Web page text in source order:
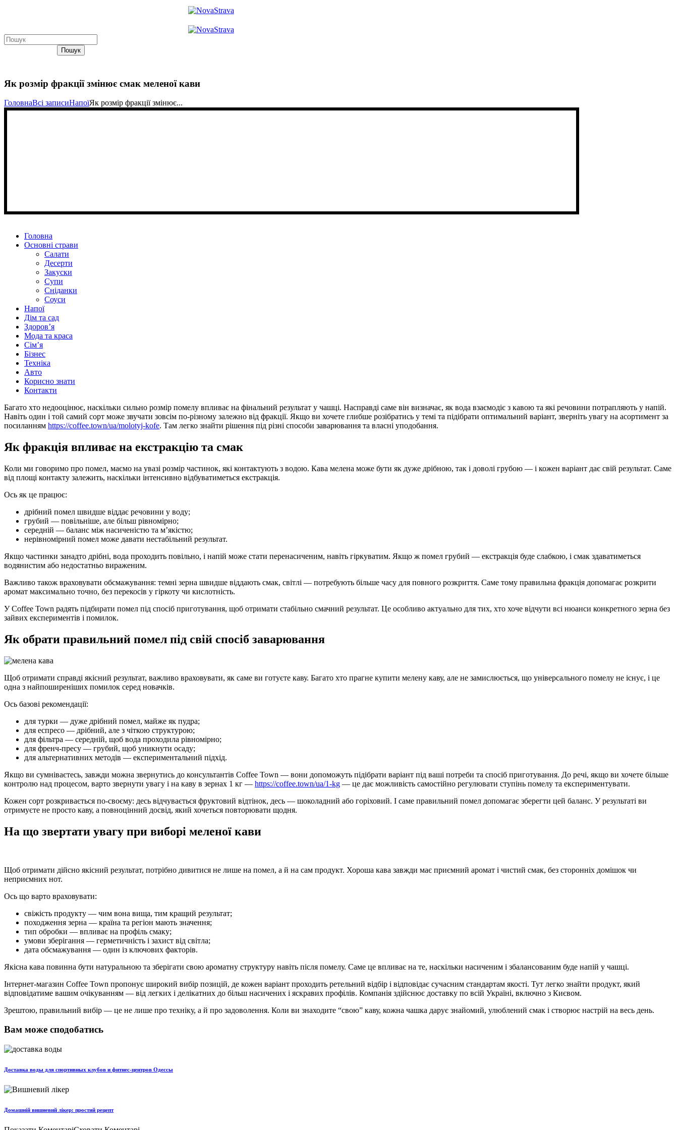
Пошук
Як розмір фракції змінює смак меленої кави
ГоловнаВсі записиНапоїЯк розмір фракції змінює...
Головна
Основні страви
Салати
Десерти
Закуски
Супи
Сніданки
Соуси
Напої
Дім та сад
Здоровʼя
Мода та краса
Сімʼя
Бізнес
Техніка
Авто
Корисно знати
Контакти
Багато хто недооцінює, наскільки сильно розмір помелу впливає на фінальний результат у чашці. Насправді саме він визначає, як вода взаємодіє з кавою та які речовини потрапляють у напій.
Навіть один і той самий сорт може звучати зовсім по-різному залежно від фракції. Якщо ви хочете глибше розібратись у темі та підібрати оптимальний варіант, зверніть увагу на асортимент за
посиланням https://coffee.town/ua/molotyj-kofe. Там легко знайти рішення під різні способи заварювання та власні уподобання.
Як фракція впливає на екстракцію та смак
Коли ми говоримо про помел, маємо на увазі розмір частинок, які контактують з водою. Кава мелена може бути як дуже дрібною, так і доволі грубою — і кожен варіант дає свій результат. Саме
від площі контакту залежить, наскільки інтенсивно відбуватиметься екстракція.
Ось як це працює:
дрібний помел швидше віддає речовини у воду;
грубий — повільніше, але більш рівномірно;
середній — баланс між насиченістю та м’якістю;
нерівномірний помел може давати нестабільний результат.
Якщо частинки занадто дрібні, вода проходить повільно, і напій може стати перенасиченим, навіть гіркуватим. Якщо ж помел грубий — екстракція буде слабкою, і смак здаватиметься
водянистим або недостатньо вираженим.
Важливо також враховувати обсмажування: темні зерна швидше віддають смак, світлі — потребують більше часу для повного розкриття. Саме тому правильна фракція допомагає розкрити
аромат максимально точно, без перекосів у гіркоту чи кислотність.
У Coffee Town радять підбирати помел під спосіб приготування, щоб отримати стабільно смачний результат. Це особливо актуально для тих, хто хоче відчути всі нюанси конкретного зерна без
зайвих експериментів і помилок.
Як обрати правильний помел під свій спосіб заварювання
Щоб отримати справді якісний результат, важливо враховувати, як саме ви готуєте каву. Багато хто прагне купити мелену каву, але не замислюється, що універсального помелу не існує, і це
одна з найпоширеніших помилок серед новачків.
Ось базові рекомендації:
для турки — дуже дрібний помел, майже як пудра;
для еспресо — дрібний, але з чіткою структурою;
для фільтра — середній, щоб вода проходила рівномірно;
для френч-пресу — грубий, щоб уникнути осаду;
для альтернативних методів — експериментальний підхід.
Якщо ви сумніваєтесь, завжди можна звернутись до консультантів Coffee Town — вони допоможуть підібрати варіант під ваші потреби та спосіб приготування. До речі, якщо ви хочете більше
контролю над процесом, варто звернути увагу і на каву в зернах 1 кг — https://coffee.town/ua/1-kg — це дає можливість самостійно регулювати ступінь помелу та експериментувати.
Кожен сорт розкривається по-своєму: десь відчувається фруктовий відтінок, десь — шоколадний або горіховий. І саме правильний помел допомагає зберегти цей баланс. У результаті ви
отримуєте не просто каву, а повноцінний досвід, який хочеться повторювати щодня.
На що звертати увагу при виборі меленої кави
Щоб отримати дійсно якісний результат, потрібно дивитися не лише на помел, а й на сам продукт. Хороша кава завжди має приємний аромат і чистий смак, без сторонніх домішок чи
неприємних нот.
Ось що варто враховувати:
свіжість продукту — чим вона вища, тим кращий результат;
походження зерна — країна та регіон мають значення;
тип обробки — впливає на профіль смаку;
умови зберігання — герметичність і захист від світла;
дата обсмажування — один із ключових факторів.
Якісна кава повинна бути натуральною та зберігати свою ароматну структуру навіть після помелу. Саме це впливає на те, наскільки насиченим і збалансованим буде напій у чашці.
Інтернет-магазин Coffee Town пропонує широкий вибір позицій, де кожен варіант проходить ретельний відбір і відповідає сучасним стандартам якості. Тут легко знайти продукт, який
відповідатиме вашим очікуванням — від легких і делікатних до більш насичених і яскравих профілів. Компанія здійснює доставку по всій Україні, включно з Києвом.
Зрештою, правильний вибір — це не лише про техніку, а й про задоволення. Коли ви знаходите “свою” каву, кожна чашка дарує знайомий, улюблений смак і створює настрій на весь день.
Вам може сподобатись
Доставка воды для спортивных клубов и фитнес-центров Одессы
Домашній вишневий лікер: простий рецепт